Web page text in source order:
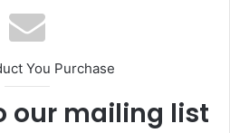
You Purchase
our mailing list